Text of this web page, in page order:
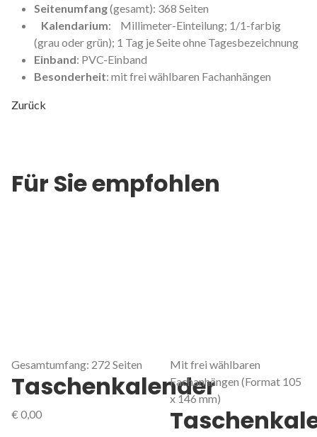
Seitenumfang(gesamt): 368 Seiten
Kalendarium: Millimeter-Einteilung; 1/1-farbig
(grau oder grün); 1 Tag je Seite ohne Tagesbezeichnung
Einband: PVC-Einband
Besonderheit: mit frei wählbaren Fachanhängen
Zurück
Für Sie empfohlen
Gesamtumfang: 272 Seiten
Taschenkalender
€ 0,00
Mit frei wählbaren
Fachanhängen (Format 105
x 146 mm)